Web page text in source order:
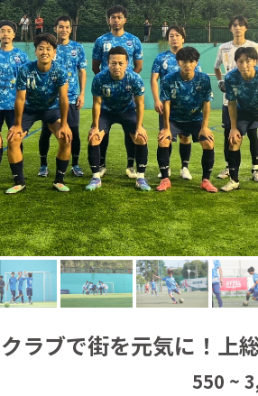
ビス開発 フード・飲食店
版 アニメ・漫画
ッド ビューティー・
Social Good CAMPFIRE
ラブで街を元気に！上
550 ~